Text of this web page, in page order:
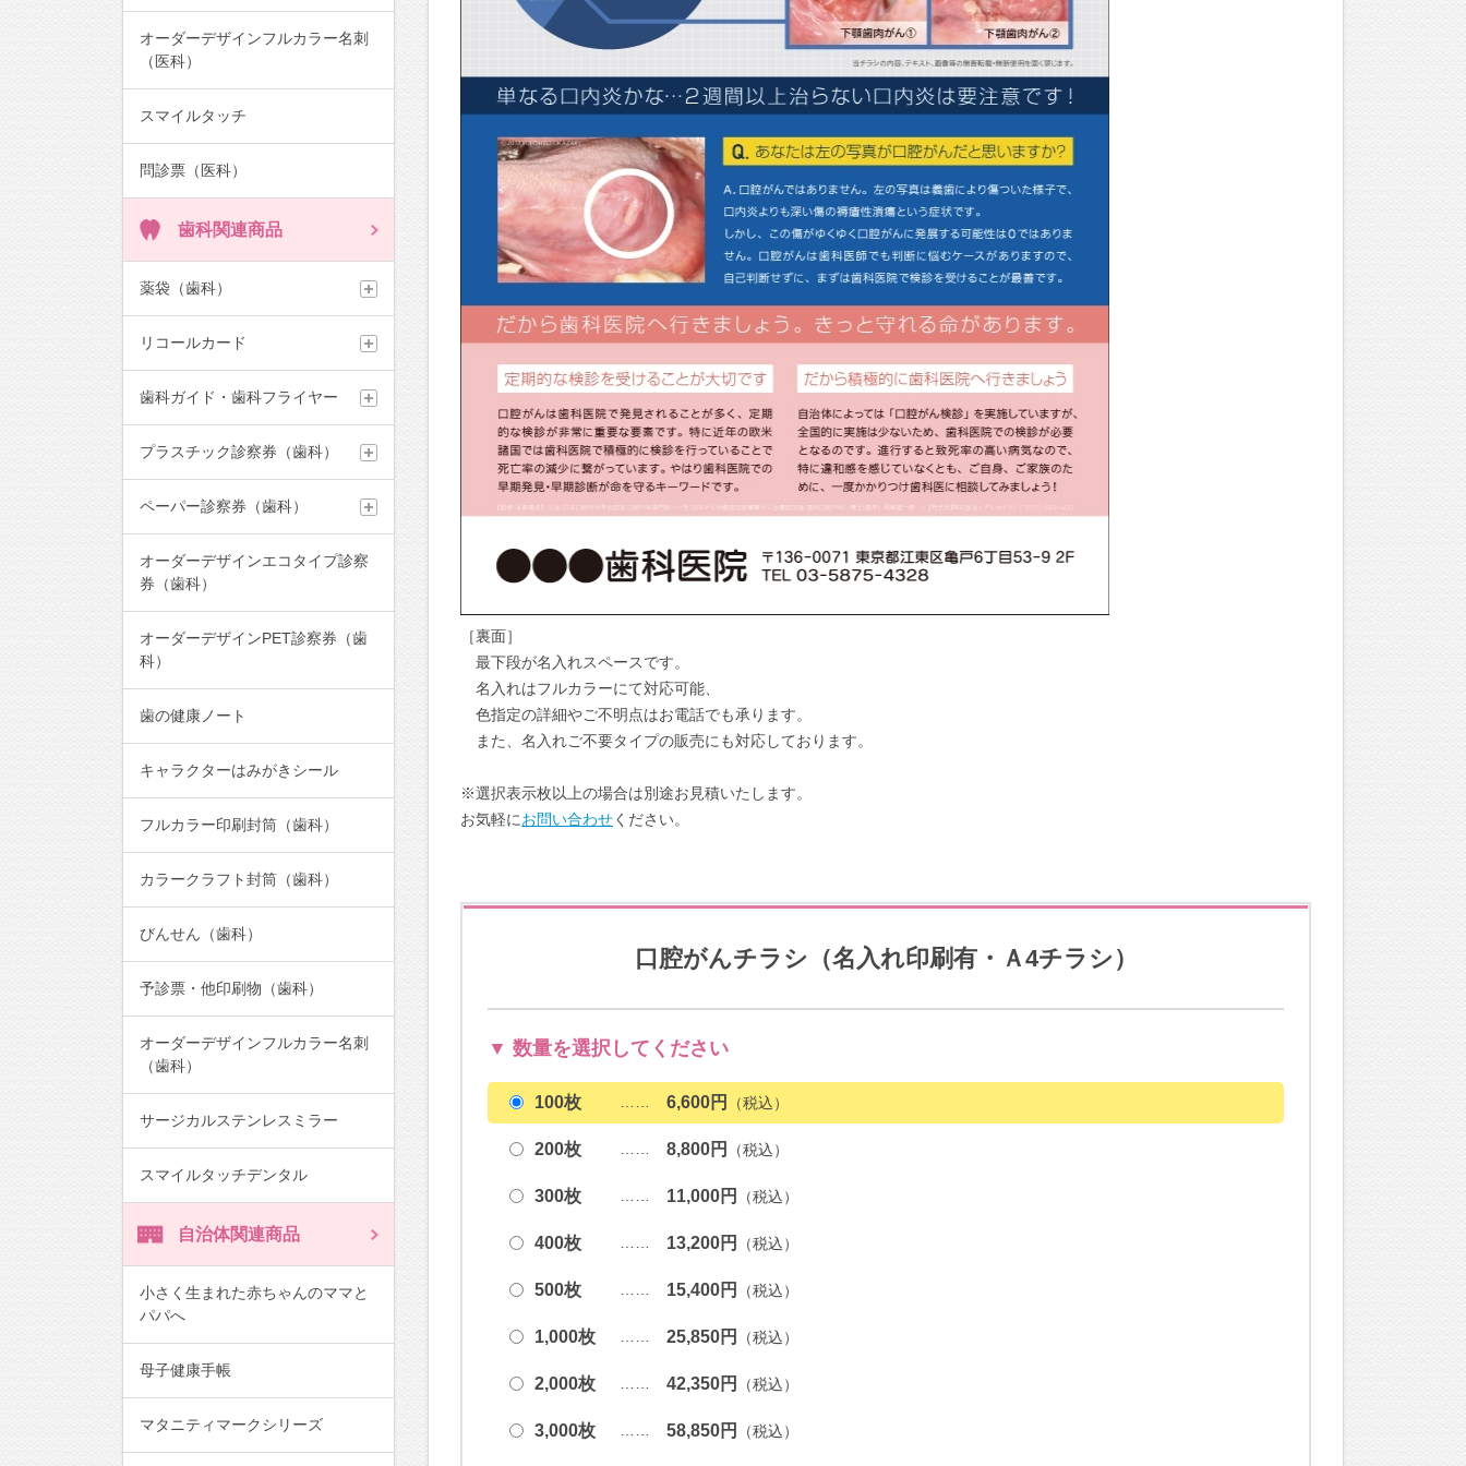
［裏面］
最下段が名入れスペースです。
名入れはフルカラーにて対応可能、
色指定の詳細やご不明点はお電話でも承ります。
また、名入れご不要タイプの販売にも対応しております。
※選択表示枚以上の場合は別途お見積いたします。
お気軽にお問い合わせください。
口腔がんチラシ（名入れ印刷有・Ａ4チラシ）
数量を選択してください
100枚 6,600円
200枚 8,800円
300枚 11,000円
400枚 13,200円
500枚 15,400円
1,000枚 25,850円
2,000枚 42,350円
3,000枚 58,850円
オーダーデザインフルカラー名刺
（医科）
スマイルタッチ
問診票（医科）
歯科関連商品
薬袋（歯科）
リコールカード
歯科ガイド・歯科フライヤー
プラスチック診察券（歯科）
ペーパー診察券（歯科）
オーダーデザインエコタイプ診察
券（歯科）
オーダーデザインPET診察券（歯
科）
歯の健康ノート
キャラクターはみがきシール
フルカラー印刷封筒（歯科）
カラークラフト封筒（歯科）
びんせん（歯科）
予診票・他印刷物（歯科）
オーダーデザインフルカラー名刺
（歯科）
サージカルステンレスミラー
スマイルタッチデンタル
自治体関連商品
小さく生まれた赤ちゃんのママと
パパへ
母子健康手帳
マタニティマークシリーズ